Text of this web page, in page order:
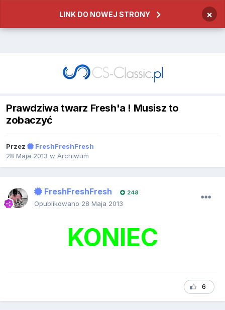
LINK DO NOWEJ STRONY ×
Prawdziwa twarz Fresh'a ! Musisz to
zobaczyć
Przez
FreshFreshFresh
28 Maja 2013 w Archiwum
FreshFreshFresh 248
Opublikowano 28 Maja 2013
KONIEC
6